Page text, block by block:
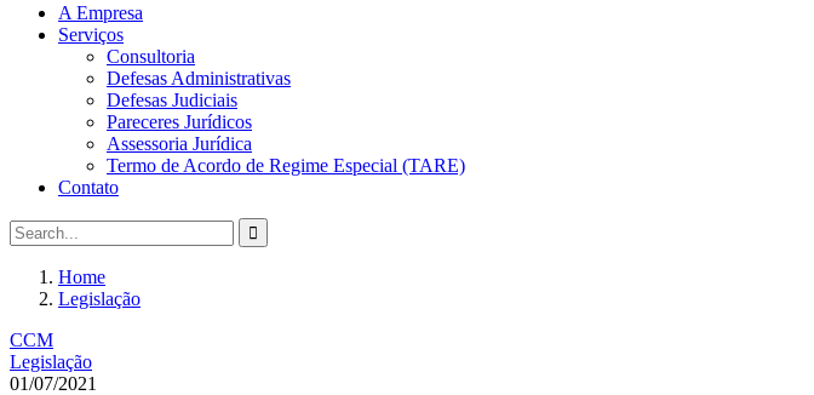
A Empresa
Serviços
Consultoria
Defesas Administrativas
Defesas Judiciais
Pareceres Jurídicos
Assessoria Jurídica
Termo de Acordo de Regime Especial (TARE)
Contato
Home
Legislação
CCM
Legislação
01/07/2021